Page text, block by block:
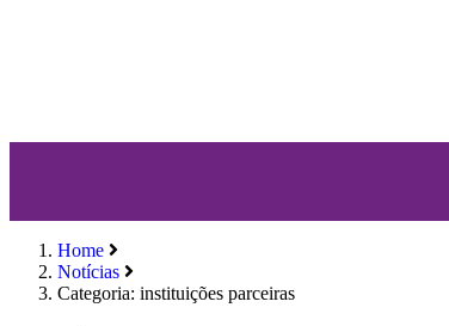
Home
Notícias
Categoria: instituições parceiras